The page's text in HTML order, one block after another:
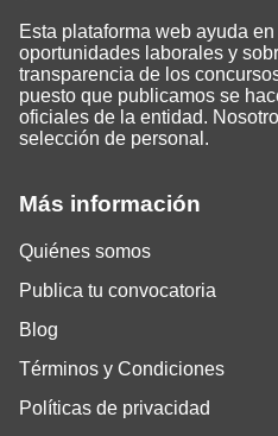
Más información
Quiénes somos
Publica tu convocatoria
Blog
Términos y Condiciones
Políticas de privacidad
Esta plataforma web ayuda
oportunidades laborales y
transparencia de los
puesto que publicamos se
oficiales de la entidad.
selección de personal.